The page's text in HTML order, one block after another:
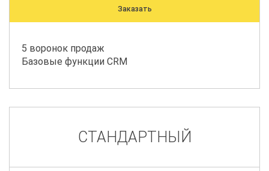
Заказать
5 воронок продаж
Базовые функции CRM
СТАНДАРТНЫЙ